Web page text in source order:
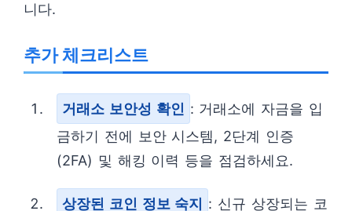
니다.
추가 체크리스트
거래소 보안성 확인 : 거래소에 자금을 입
금하기 전에 보안 시스템, 2단계 인증
(2FA) 및 해킹 이력 등을 점검하세요.
상장된 코인 정보 숙지
: 신규 상장되는 코